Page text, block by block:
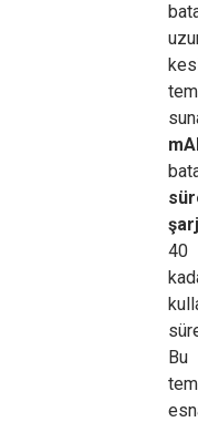
şarj
40